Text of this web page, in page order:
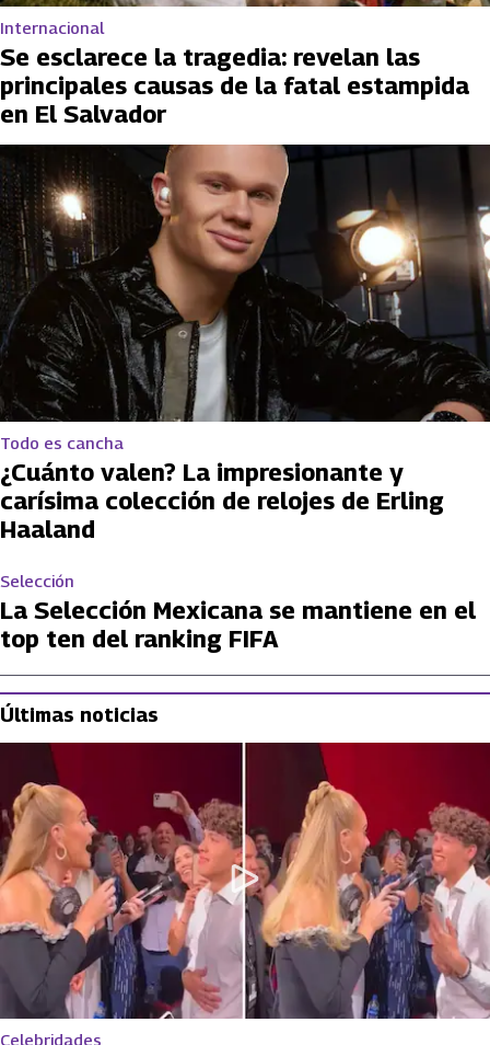
Internacional
Se esclarece la tragedia: revelan las
principales causas de la fatal estampida
en El Salvador
Todo es cancha
¿Cuánto valen? La impresionante y
carísima colección de relojes de Erling
Haaland
Selección
La Selección Mexicana se mantiene en el
top ten del ranking FIFA
Últimas noticias
Celebridades